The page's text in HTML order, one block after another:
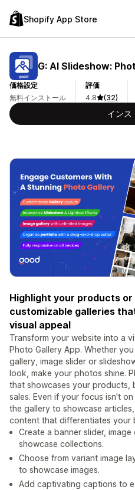
Shopify App Store
G: AI Slideshow:
価格設定
無料インストール
評価
4.8
(32)
インス
Highlight your products
customizable galleries
visual appeal
Transform your website into a
Photo Gallery App. Whether
gallery, image slider or
look, make your photos shine.
that showcases your products,
sales. Even if your focus isn't
the gallery to showcase
content that differentiates your
Create a banner slider,
showcase collections.
Choose from variant image
to showcase images.
Add captivating captions to